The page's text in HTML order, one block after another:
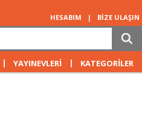
HESABIM | BİZE ULAŞIN
| YAYINEVLERİ | KATEGORİLER